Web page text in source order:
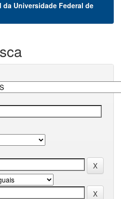
Universidade Federal de